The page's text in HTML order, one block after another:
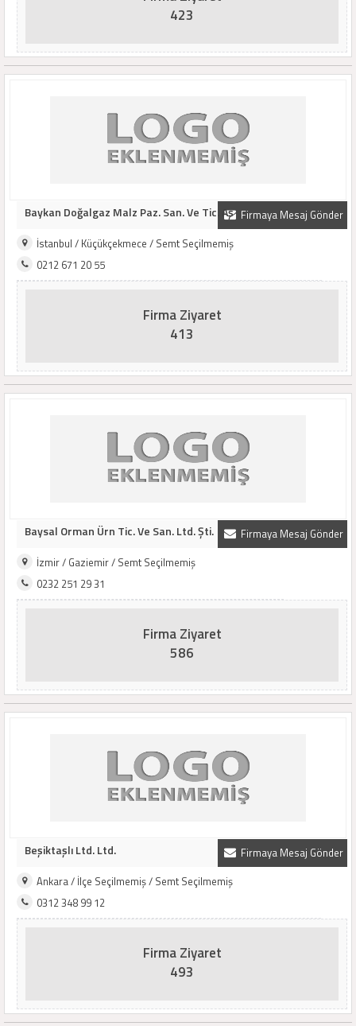
423
Firmaya Mesaj Gönder
Baykan Doğalgaz Malz Paz. San. Ve Tic. Aş
İstanbul / Küçükçekmece / Semt Seçilmemiş
0212 671 20 55
Firma Ziyaret
413
Firmaya Mesaj Gönder
Baysal Orman Ürn Tic. Ve San. Ltd. Şti.
İzmir / Gaziemir / Semt Seçilmemiş
0232 251 29 31
Firma Ziyaret
586
Firmaya Mesaj Gönder
Beşiktaşlı Ltd. Ltd.
Ankara / İlçe Seçilmemiş / Semt Seçilmemiş
0312 348 99 12
Firma Ziyaret
493